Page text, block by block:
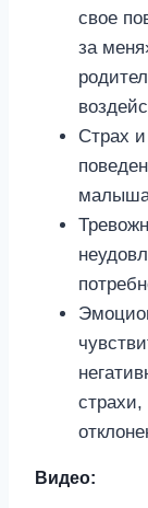
свое
за
Страх
Видео: